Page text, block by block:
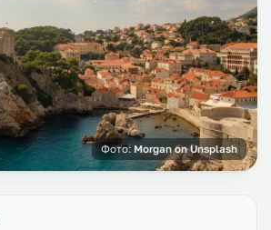
Фото: Morgan on Unsplash